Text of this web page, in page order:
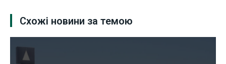
Схожі новини за темою